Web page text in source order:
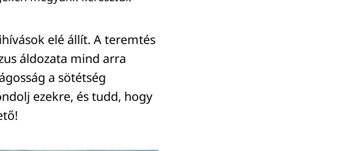
elé állít. A teremtés
áldozata mind arra
a sötétség
ezekre, és tudd, hogy